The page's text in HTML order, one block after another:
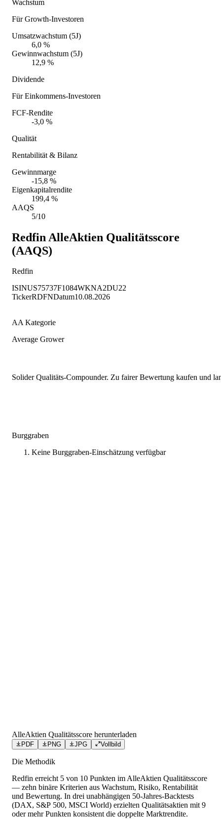
Wachstum
Für Growth-Investoren
Umsatzwachstum (5J)
6,0 %
Gewinnwachstum (5J)
12,9 %
Dividende
Für Einkommens-Investoren
FCF-Rendite
-3,0 %
Qualität
Rentabilität & Bilanz
Gewinnmarge
-15,8 %
Eigenkapitalrendite
199,4 %
AAQS
5/10
Redfin AlleAktien Qualitätsscore
(AAQS)
Redfin
ISINUS75737F1084WKNA2DU22
TickerRDFNDatum10.08.2026
AA Kategorie
Average Grower
Solider Qualitäts-Compounder. Zu fairer Bewertung kaufen und
Burggraben
Keine Burggraben-Einschätzung verfügbar
AlleAktien Qualitätsscore herunterladen
PDF PNG JPG Vollbild
Die Methodik
Redfin erreicht 5 von 10 Punkten im AlleAktien Qualitätsscore
— zehn binäre Kriterien aus Wachstum, Risiko, Rentabilität
und Bewertung. In drei unabhängigen 50-Jahres-Backtests
(DAX, S&P 500, MSCI World) erzielten Qualitätsaktien mit 9
oder mehr Punkten konsistent die doppelte Marktrendite.